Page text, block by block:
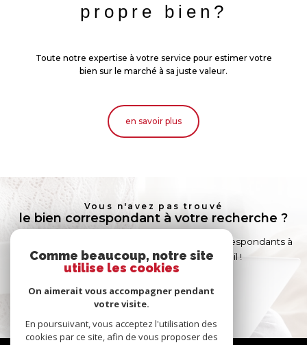
propre bien?
Toute notre expertise à votre service pour estimer votre
bien sur le marché à sa juste valeur.
en savoir plus
Vous n'avez pas trouvé
le bien correspondant à votre recherche ?
Créer une alerte email et recevez les biens correspondants à
votre recherche dans votre boîte mail !
créer l'alerte
Comme beaucoup, notre site
utilise les cookies
On aimerait vous accompagner pendant
votre visite.
En poursuivant, vous acceptez l'utilisation des
cookies par ce site, afin de vous proposer des